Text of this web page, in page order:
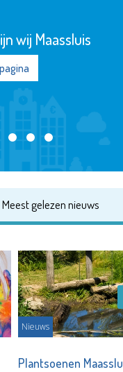
wij Maassluis
Meest gelezen nieuws
Nieuws
Plantsoenen